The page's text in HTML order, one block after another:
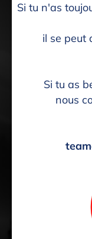
Si tu n'as
il se peut
Si tu as
nous